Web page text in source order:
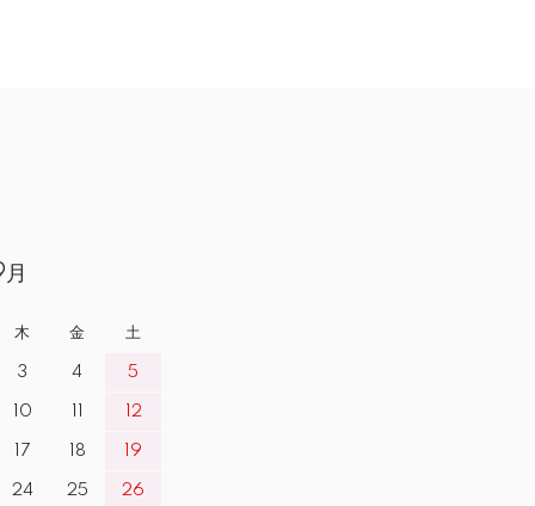
木 金 土
3 4 5
10 12
17 18 19
24 25 26